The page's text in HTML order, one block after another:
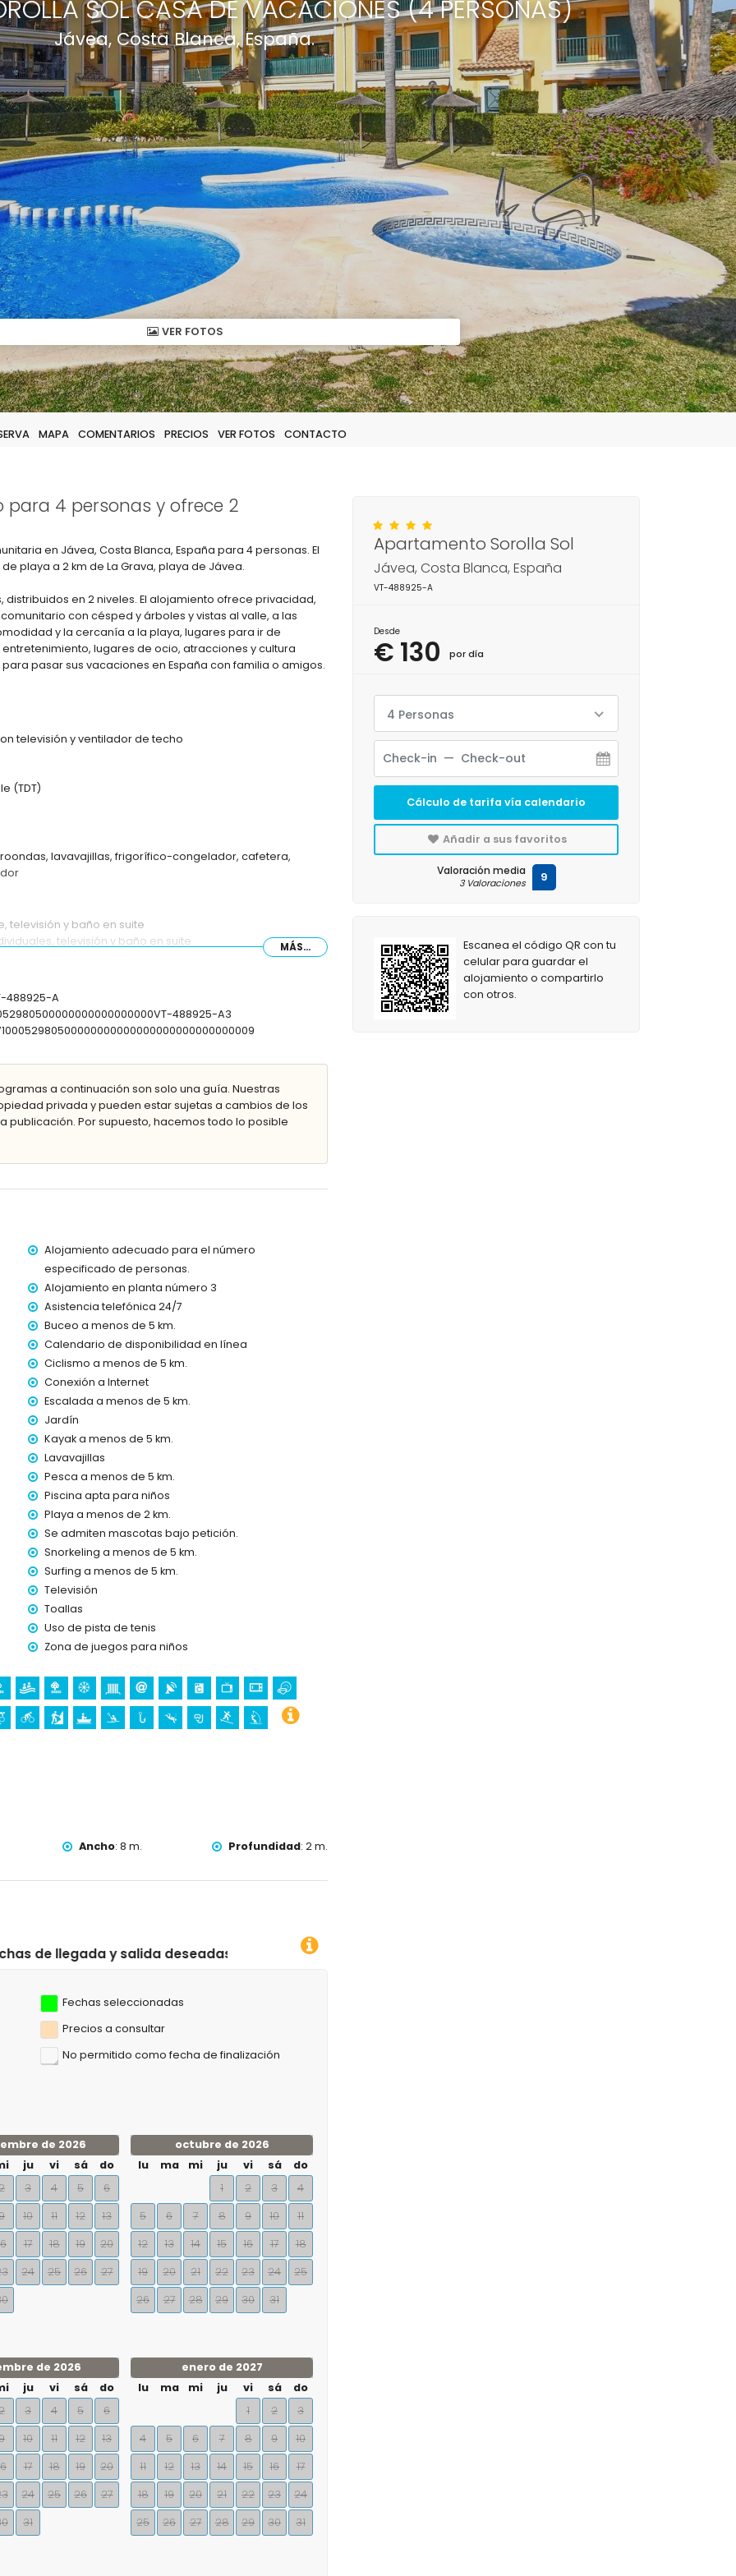
SOL CASA DE VACACIONES (4 PERSONAS)
Jávea, Costa Blanca, España.
VER FOTOS
MAPA COMENTARIOS PRECIOS VER FOTOS CONTACTO
para 4 personas y ofrece 2
en Jávea, Costa Blanca, España para 4 personas. El
playa a 2 km de La Grava, playa de Jávea.
en 2 niveles. El alojamiento ofrece privacidad,
con césped y árboles y vistas al valle, a las
y la cercanía a la playa, lugares para ir de
lugares de ocio, atracciones y cultura
pasar sus vacaciones en España con familia o amigos.
televisión y ventilador de techo
(TDT)
lavavajillas, frigorífico-congelador, cafetera,
televisión y baño en suite
televisión y baño en suite
de jardín con tumbonas
2 kilómetros del apartamento)
del apartamento)
del apartamento)
del apartamento)
del apartamento)
kilómetros)
ascensor.
niños
precio de alquiler
en Jávea, Costa Blanca
(a menos de 5 kilómetros de la casa)
de 1000 metros del alojamiento)
de Loreto, Puerto, Jávea), ruina (Molinos de Viento,
kilómetros del alojamiento)
escalada, canotaje, kayak, pesca, buceo, snorkel, surf y
del apartamento)
MÁS...
488925-A
488925-A3
a continuación son solo una guía. Nuestras
privada y pueden estar sujetas a cambios de los
publicación. Por supuesto, hacemos todo lo posible
Alojamiento adecuado para el número
especificado de personas.
Alojamiento en planta número 3
Asistencia telefónica 24/7
Buceo a menos de 5 km.
Calendario de disponibilidad en línea
Ciclismo a menos de 5 km.
Conexión a Internet
Escalada a menos de 5 km.
Jardín
Kayak a menos de 5 km.
Lavavajillas
Pesca a menos de 5 km.
Piscina apta para niños
Playa a menos de 2 km.
Se admiten mascotas bajo petición.
Snorkeling a menos de 5 km.
Surfing a menos de 5 km.
Televisión
Toallas
Uso de pista de tenis
Zona de juegos para niños
Ancho:8 m. Profundidad: 2 m.
deseadas!
Fechas seleccionadas
Precios a consultar
No permitido como fecha de finalización
de 2026
ju vi sá
do
3 4 5
6
10 11 12
13
17 18 19
20
24 25 26
27
octubre de 2026
lu
ma mi ju vi sá
do
1
2 3
4
5
6 7 8 9 10
11
12
13 14 15 16 17
18
19
20 21 22 23 24
25
26
27 28 29 30 31
de 2026
ju vi sá
do
3 4 5
6
10 11 12
13
17 18 19
20
24 25 26
27
31
enero de 2027
lu
ma mi ju vi sá
do
1
2
3
4
5 6 7 8 9
10
11
12 13 14 15 16
17
18
19 20 21 22 23
24
25
26 27 28 29 30 31
Apartamento Sorolla Sol
Jávea, Costa Blanca, España
VT-488925-A
Desde
€ 130 por día
4 Personas
Cálculo de tarifa vía calendario
Añadir a sus favoritos
Valoración media
3 Valoraciones 9
Escanea el código QR con tu
celular para guardar el
alojamiento o compartirlo
con otros.